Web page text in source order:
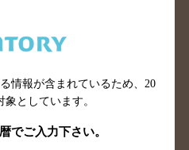
和歌山県のバー検索
鳥取県のバー検索
徳島県のバー検索
愛媛県のバー検索
情報が含まれているため、 20
としています。
でご入力下さい。